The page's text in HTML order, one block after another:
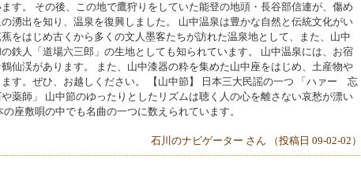
す。 その後、この地で鷹狩りをしていた能登の地頭・長谷部信連が、傷め
湧出を知り、温泉を復興しました。 山中温泉は豊かな自然と伝統文化がい
をはじめ古くから多くの文人墨客たちが訪れた温泉地として、また、山中
鉄人「道場六三郎」の生地としても知られています。 山中温泉には、お宿
仙渓があります。 また、山中漆器の粋を集めた山中座をはじめ、土産物や
す。ぜひ、お越しください。 【山中節】 日本三大民謡の一つ 「ハァー 忘
師」 山中節のゆったりとしたリズムは聴く人の心を離さない哀愁が漂い
座敷唄の中でも名曲の一つに数えられています。
石川のナビゲーター さん （投稿日 09-02-02）